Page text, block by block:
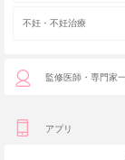
不妊・不妊治療
監修医師・専門家
アプリ